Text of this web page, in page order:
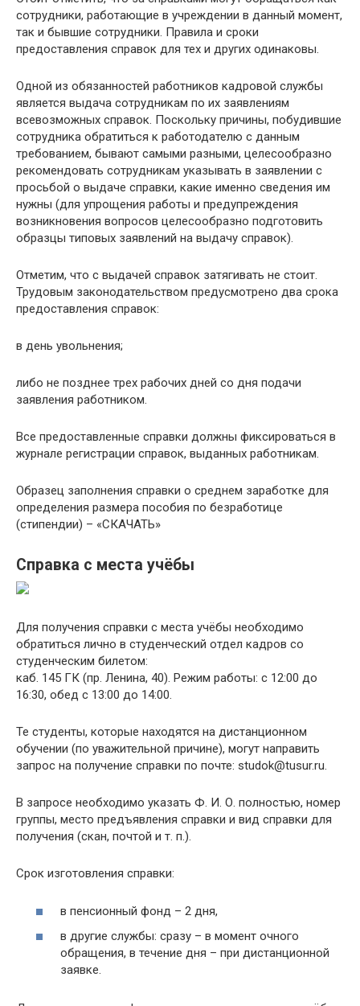
сотрудники, работающие в учреждении в данный момент,
так и бывшие сотрудники. Правила и сроки
предоставления справок для тех и других одинаковы.
Одной из обязанностей работников кадровой службы
является выдача сотрудникам по их заявлениям
всевозможных справок. Поскольку причины, побудившие
сотрудника обратиться к работодателю с данным
требованием, бывают самыми разными, целесообразно
рекомендовать сотрудникам указывать в заявлении с
просьбой о выдаче справки, какие именно сведения им
нужны (для упрощения работы и предупреждения
возникновения вопросов целесообразно подготовить
образцы типовых заявлений на выдачу справок).
Отметим, что с выдачей справок затягивать не стоит.
Трудовым законодательством предусмотрено два срока
предоставления справок:
в день увольнения;
либо не позднее трех рабочих дней со дня подачи
заявления работником.
Все предоставленные справки должны фиксироваться в
журнале регистрации справок, выданных работникам.
Образец заполнения справки о среднем заработке для
определения размера пособия по безработице
(стипендии) – «СКАЧАТЬ»
Справка с места учёбы
Для получения справки с места учёбы необходимо
обратиться лично в студенческий отдел кадров со
студенческим билетом:
каб. 145 ГК (пр. Ленина, 40). Режим работы: с 12:00 до
16:30, обед с 13:00 до 14:00.
Те студенты, которые находятся на дистанционном
обучении (по уважительной причине), могут направить
запрос на получение справки по почте: studok@tusur.ru.
В запросе необходимо указать Ф. И. О. полностью, номер
группы, место предъявления справки и вид справки для
получения (скан, почтой и т. п.).
Срок изготовления справки:
в пенсионный фонд – 2 дня,
в другие службы: сразу – в момент очного
обращения, в течение дня – при дистанционной
заявке.